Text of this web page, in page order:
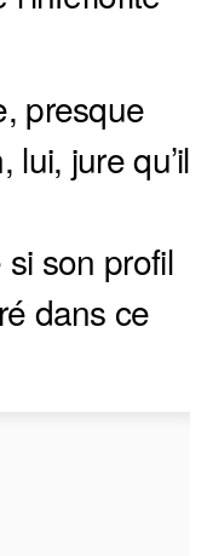
presque
jure qu’il
son profil
dans ce